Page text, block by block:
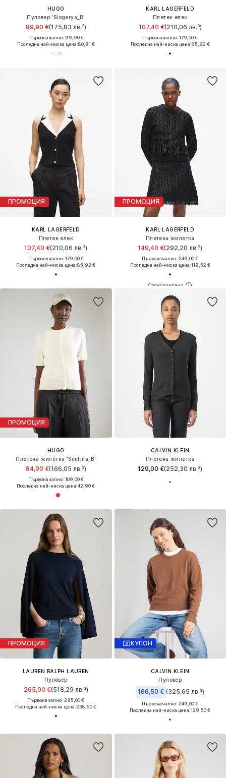
HUGO
Пуловер 'Slogerya_B'
89,90 €(175,83 лв.³)
Първоначално: 99,90 €
Последна най-ниска цена:80,91 €
KARL LAGERFELD
Плетен елек
107,40 €(210,06 лв.³)
Първоначално: 179,00 €
Последна най-ниска цена:85,92 €
ПРОМОЦИЯ
KARL LAGERFELD
Плетен елек
107,40 €(210,06 лв.³)
Първоначално: 179,00 €
Последна най-ниска цена:85,92 €
ПРОМОЦИЯ
KARL LAGERFELD
Плетена жилетка
149,40 €(292,20 лв.³)
Първоначално: 249,00 €
Последна най-ниска цена:119,52 €
ПРОМОЦИЯ
HUGO
Плетена жилетка 'Scutina_B'
84,90 €(166,05 лв.³)
Първоначално: 109,00 €
Последна най-ниска цена:42,90 €
CALVIN KLEIN
Плетена жилетка
129,00 €(252,30 лв.³)
ПРОМОЦИЯ
LAUREN RALPH LAUREN
Пуловер
265,00 €(518,29 лв.³)
Първоначално: 295,00 €
Последна най-ниска цена:238,50 €
КУПОН
CALVIN KLEIN
Пуловер
166,50 € (325,65 лв.³)
Първоначално: 249,00 €
Последна най-ниска цена:129,50 €